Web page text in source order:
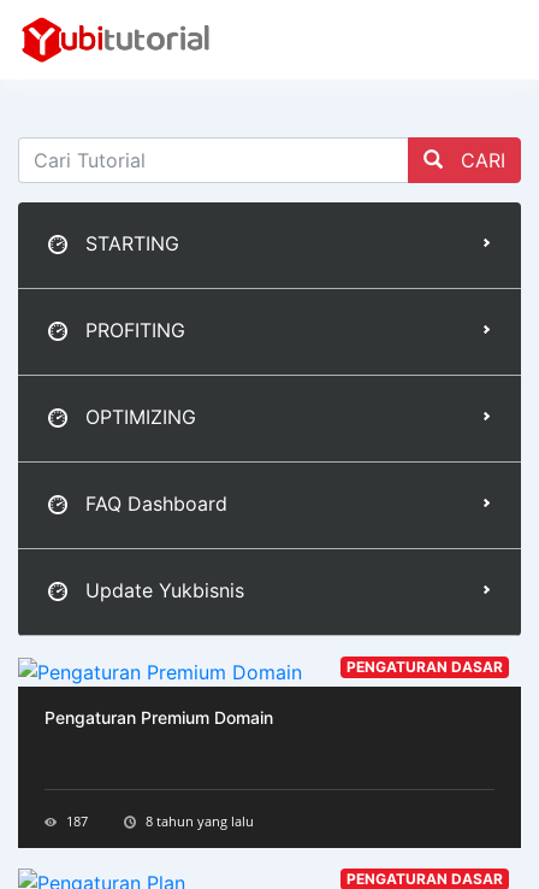
CARI
STARTING
PROFITING
OPTIMIZING
FAQ Dashboard
Update Yukbisnis
PENGATURAN DASAR
Pengaturan Premium Domain
187 8 tahun yang lalu
PENGATURAN DASAR